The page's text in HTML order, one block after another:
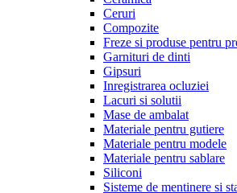
Ceruri
Compozite
Freze si produse pentru
Garnituri de dinti
Gipsuri
Inregistrarea ocluziei
Lacuri si solutii
Mase de ambalat
Materiale pentru gutiere
Materiale pentru modele
Materiale pentru sablare
Siliconi
Sisteme de mentinere si